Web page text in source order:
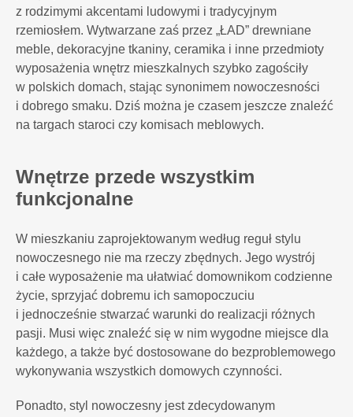
z rodzimymi akcentami ludowymi i tradycyjnym
rzemiosłem. Wytwarzane zaś przez „ŁAD” drewniane
meble, dekoracyjne tkaniny, ceramika i inne przedmioty
wyposażenia wnętrz mieszkalnych szybko zagościły
w polskich domach, stając synonimem nowoczesności
i dobrego smaku. Dziś można je czasem jeszcze znaleźć
na targach staroci czy komisach meblowych.
Wnętrze przede wszystkim
funkcjonalne
W mieszkaniu zaprojektowanym według reguł stylu
nowoczesnego nie ma rzeczy zbędnych. Jego wystrój
i całe wyposażenie ma ułatwiać domownikom codzienne
życie, sprzyjać dobremu ich samopoczuciu
i jednocześnie stwarzać warunki do realizacji różnych
pasji. Musi więc znaleźć się w nim wygodne miejsce dla
każdego, a także być dostosowane do bezproblemowego
wykonywania wszystkich domowych czynności.
Ponadto, styl nowoczesny jest zdecydowanym